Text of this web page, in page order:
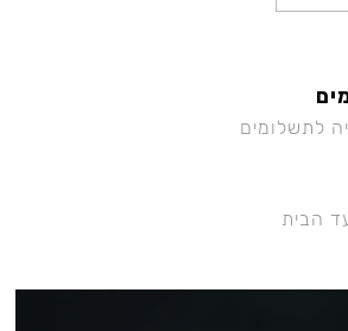
לתשלומים
הבית